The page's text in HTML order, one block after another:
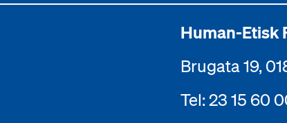
Human-Etisk
Brugata 19,
Tel: 23 15 60